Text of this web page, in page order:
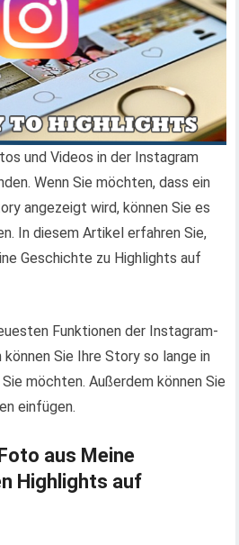
und Videos in der Instagram
Wenn Sie möchten, dass ein
angezeigt wird, können Sie es
In diesem Artikel erfahren Sie,
Geschichte zu Highlights auf
Funktionen der Instagram-
Sie Ihre Story so lange in
möchten. Außerdem können Sie
einfügen.
aus Meine
Highlights auf